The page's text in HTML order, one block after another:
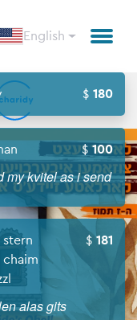
English
180
100
my kvitel as i send
chaim
181
alas gits